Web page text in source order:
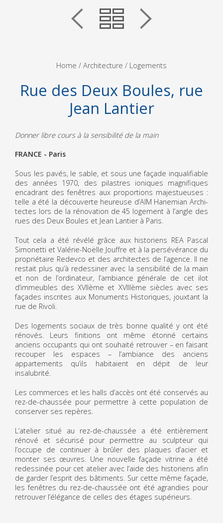
Home / Architecture / Logements
Rue des Deux Boules, rue
Jean Lantier
Donner libre cours à la sensibilité de la main
FRANCE - Paris
Sous les pavés, le sable, et sous une façade inqualifiable
des années 1970, des pilastres ioniques magnifiques
encadrant des fenêtres aux proportions majestueuses :
telle a été la découverte heureuse d’AIM Hanemian Archi­
tectes lors de la rénovation de 45 logement à l’angle des
rues des Deux Boules et Jean Lantier à Paris.
Tout cela a été révélé grâce aux historiens REA Pascal
Simonetti et Valérie-Noëlle Jouffre et à la persévérance du
propriétaire Redevco et des architectes de l’agence. Il ne
restait plus qu’à redessiner avec la sensibilité de la main
et non de l’ordinateur, l’ambiance générale de cet ilot
d’immeubles des XVIIème et XVIIIème siècles avec ses
façades inscrites aux Monuments Historiques, jouxtant la
rue de Rivoli.
Des logements sociaux de très bonne qualité y ont été
rénovés. Leurs finitions ont même étonné certains
anciens occupants qui ont souhaité retrouver – en faisant
recouper les espaces – l’ambiance des anciens
appartements qu’ils habitaient en dépit de leur
insalubrité.
Les commerces et les halls d’accès ont été conservés au
rez-de-chaussée pour permettre à cette population de
conserver ses repères.
L’atelier situé au rez-de-chaussée a été entièrement
rénové et sécurisé pour permettre au sculpteur qui
l’occupe de continuer à brûler des plaques d’acier et
monter ses œuvres. Une nouvelle façade vitrine a été
redessinée pour cet atelier avec l’aide des historiens afin
de garder l’esprit des bâtiments. Sur cette même façade,
les fenêtres du rez-de-chaussée ont été agrandies pour
retrouver l’élégance de celles des étages supérieurs.